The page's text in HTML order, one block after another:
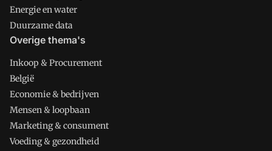
Energie en water
Duurzame data
Overige thema's
Inkoop & Procurement
België
Economie & bedrijven
Mensen & loopbaan
Marketing & consument
Voeding & gezondheid